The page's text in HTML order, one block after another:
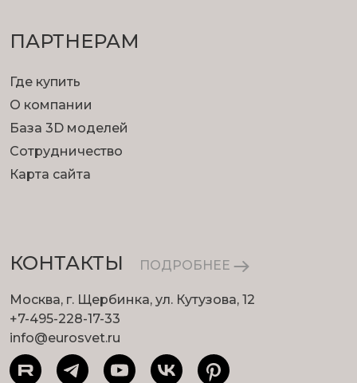
ПАРТНЕРАМ
Где купить
О компании
База 3D моделей
Сотрудничество
Карта сайта
КОНТАКТЫ ПОДРОБНЕЕ
Москва, г. Щербинка, ул. Кутузова, 12
+7-495-228-17-33
info@eurosvet.ru